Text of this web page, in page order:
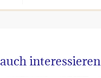
interessieren